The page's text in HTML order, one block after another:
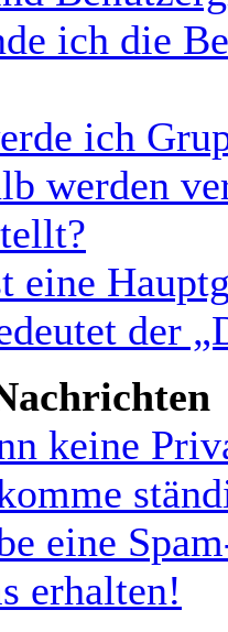
ich die
ich
werden
eine
der
keine
eine
erhalten!